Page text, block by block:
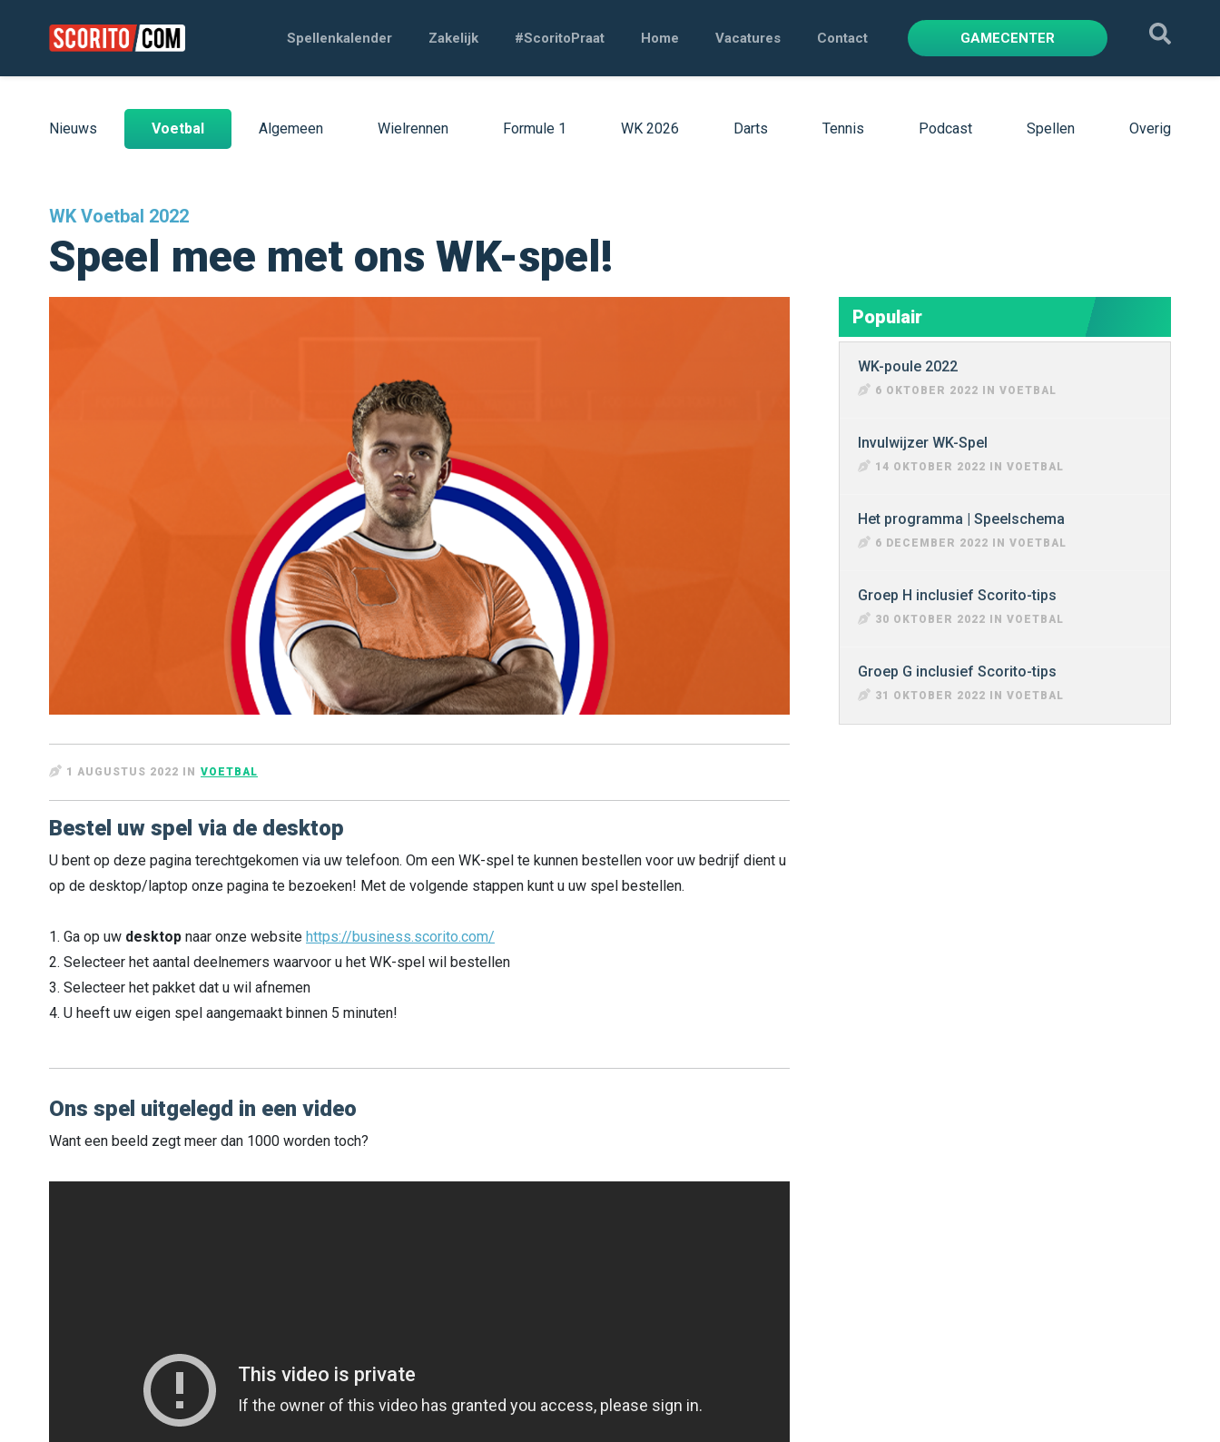
Spellenkalender Zakelijk #ScoritoPraat Home Vacatures Contact GAMECENTER
Nieuws Voetbal Algemeen Wielrennen Formule 1 WK 2026 Darts Tennis Podcast Spellen Overig
WK Voetbal 2022
Speel mee met ons WK-spel!
1 AUGUSTUS 2022 IN VOETBAL
Bestel uw spel via de desktop
U bent op deze pagina terechtgekomen via uw telefoon. Om een WK-spel te kunnen bestellen voor uw bedrijf dient u
op de desktop/laptop onze pagina te bezoeken! Met de volgende stappen kunt u uw spel bestellen.
1. Ga op uw desktop naar onze website https://business.scorito.com/
2. Selecteer het aantal deelnemers waarvoor u het WK-spel wil bestellen
3. Selecteer het pakket dat u wil afnemen
4. U heeft uw eigen spel aangemaakt binnen 5 minuten!
Ons spel uitgelegd in een video
Want een beeld zegt meer dan 1000 worden toch?
Populair
WK-poule 2022
6 OKTOBER 2022 IN VOETBAL
Invulwijzer WK-Spel
14 OKTOBER 2022 IN VOETBAL
Het programma | Speelschema
6 DECEMBER 2022 IN VOETBAL
Groep H inclusief Scorito-tips
30 OKTOBER 2022 IN VOETBAL
Groep G inclusief Scorito-tips
31 OKTOBER 2022 IN VOETBAL